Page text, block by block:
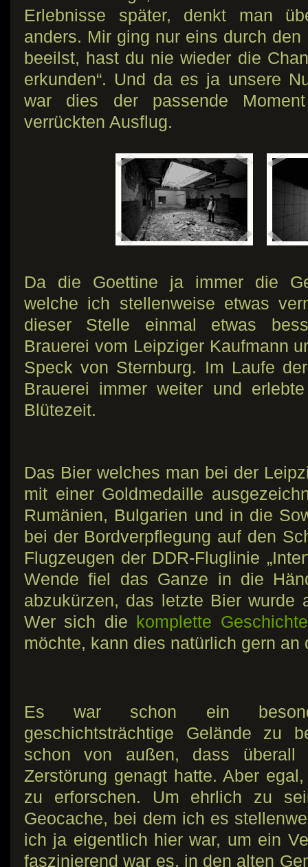
Erlebnisse später, denkt man
anders. Mir ging nur eins durch
beeilst, hast du nie wieder die
erkunden“. Und da es ja unsere
war dies der passende
verrückten Ausflug.
Da die Goettine ja immer die
welche ich stellenweise etwas
dieser Stelle einmal etwas
Brauerei vom Leipziger Kaufmann
Speck von Sternburg. Im Laufe
Brauerei immer weiter und
Blütezeit.
Das Bier welches man bei der
mit einer Goldmedaille
Rumänien, Bulgarien und in die
bei der Bordverpflegung auf den
Flugzeugen der DDR-Fluglinie
Wende fiel das Ganze in die
abzukürzen, das letzte Bier wurde
Wer sich die komplette Geschichte
möchte, kann dies natürlich gern an
Es war schon ein
geschichtsträchtige Gelände zu
schon von außen, dass
Zerstörung genagt hatte. Aber
zu erforschen. Um ehrlich zu
Geocache, bei dem ich es
ich ja eigentlich hier war, um ein
faszinierend war es, in den alten